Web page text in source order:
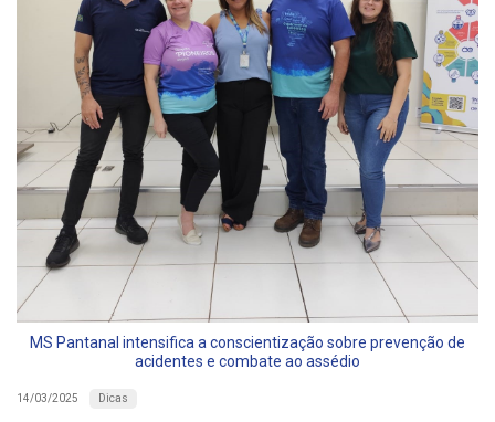
MS Pantanal intensifica a conscientização sobre prevenção de
acidentes e combate ao assédio
14/03/2025 Dicas